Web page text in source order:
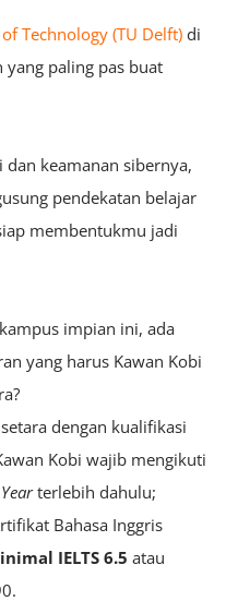
Technology (TU Delft) di
yang paling pas buat
keamanan sibernya,
pendekatan belajar
membentukmu jadi
impian ini, ada
yang harus Kawan Kobi
dengan kualifikasi
Kobi wajib mengikuti
terlebih dahulu;
Bahasa Inggris
IELTS 6.5 atau